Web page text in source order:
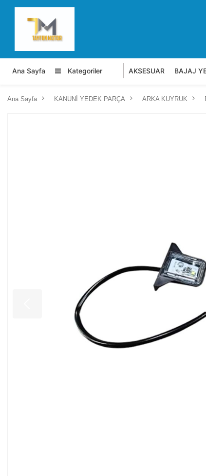
Ana Sayfa Kategoriler AKSESUAR BAJAJ
Ana Sayfa KANUNİ YEDEK PARÇA ARKA KUYRUK